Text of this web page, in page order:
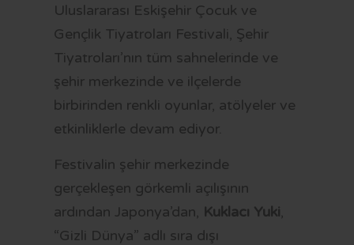
Uluslararası Eskişehir Çocuk ve
Gençlik Tiyatroları Festivali, Şehir
Tiyatroları’nın tüm sahnelerinde ve
şehir merkezinde ve ilçelerde
birbirinden renkli oyunlar, atölyeler ve
etkinliklerle devam ediyor.
Festivalin şehir merkezinde
gerçekleşen görkemli açılışının
ardından Japonya’dan, Kuklacı Yuki,
“Gizli Dünya” adlı sıra dışı